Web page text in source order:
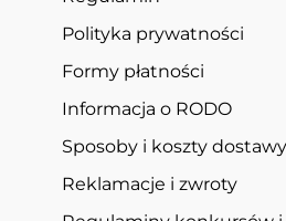
Polityka prywatności
Formy płatności
Informacja o RODO
Sposoby i koszty dostawy
Reklamacje i zwroty